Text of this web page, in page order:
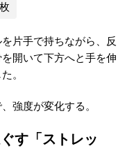
片手で持ちながら、反
開いて下方へと手を伸
。
強度が変化する。
す「ストレッ